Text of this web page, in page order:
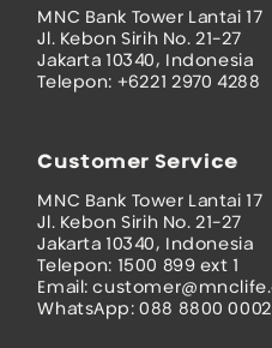
MNC Bank Tower Lantai 17
Jl. Kebon Sirih No. 21-27
Jakarta 10340, Indonesia
Telepon: +6221 2970 4288
Customer Service
MNC Bank Tower Lantai 17
Jl. Kebon Sirih No. 21-27
Jakarta 10340, Indonesia
Telepon: 1500 899 ext 1
Email:
WhatsApp: 088 8800 0002